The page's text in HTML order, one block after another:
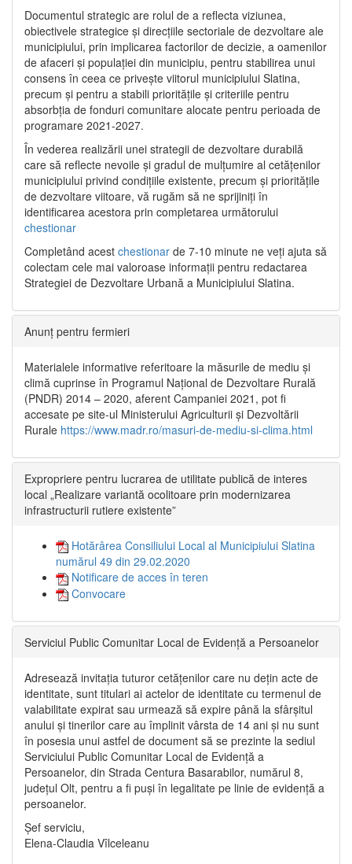
Documentul strategic are rolul de a reflecta viziunea,
obiectivele strategice și direcțiile sectoriale de dezvoltare ale
municipiului, prin implicarea factorilor de decizie, a oamenilor
de afaceri și populației din municipiu, pentru stabilirea unui
consens în ceea ce privește viitorul municipiului Slatina,
precum și pentru a stabili prioritățile și criteriile pentru
absorbția de fonduri comunitare alocate pentru perioada de
programare 2021-2027.
În vederea realizării unei strategii de dezvoltare durabilă
care să reflecte nevoile și gradul de mulțumire al cetățenilor
municipiului privind condițiile existente, precum și prioritățile
de dezvoltare viitoare, vă rugăm să ne sprijiniți în
identificarea acestora prin completarea următorului
chestionar
Completând acest chestionar de 7-10 minute ne veți ajuta să
colectam cele mai valoroase informații pentru redactarea
Strategiei de Dezvoltare Urbană a Municipiului Slatina.
Anunț pentru fermieri
Materialele informative referitoare la măsurile de mediu și
climă cuprinse în Programul Național de Dezvoltare Rurală
(PNDR) 2014 – 2020, aferent Campaniei 2021, pot fi
accesate pe site-ul Ministerului Agriculturii și Dezvoltării
Rurale https://www.madr.ro/masuri-de-mediu-si-clima.html
Expropriere pentru lucrarea de utilitate publică de interes
local „Realizare variantă ocolitoare prin modernizarea
infrastructurii rutiere existente”
Hotărârea Consiliului Local al Municipiului Slatina
numărul 49 din 29.02.2020
Notificare de acces în teren
Convocare
Serviciul Public Comunitar Local de Evidență a Persoanelor
Adresează invitația tuturor cetățenilor care nu dețin acte de
identitate, sunt titulari ai actelor de identitate cu termenul de
valabilitate expirat sau urmează să expire până la sfârșitul
anului și tinerilor care au împlinit vârsta de 14 ani și nu sunt
în posesia unui astfel de document să se prezinte la sediul
Serviciului Public Comunitar Local de Evidență a
Persoanelor, din Strada Centura Basarabilor, numărul 8,
județul Olt, pentru a fi puși în legalitate pe linie de evidență a
persoanelor.
Șef serviciu,
Elena-Claudia Vîlceleanu